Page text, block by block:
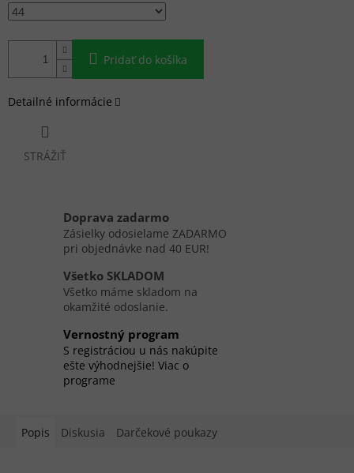
Pridať do košíka
Detailné informácie
STRÁŽIŤ
Doprava zadarmo
Zásielky odosielame ZADARMO
pri objednávke nad 40 EUR!
Všetko SKLADOM
Všetko máme skladom na
okamžité odoslanie.
Vernostný program
S registráciou u nás nakúpite
ešte výhodnejšie! Viac o
programe
Popis Diskusia Darčekové poukazy